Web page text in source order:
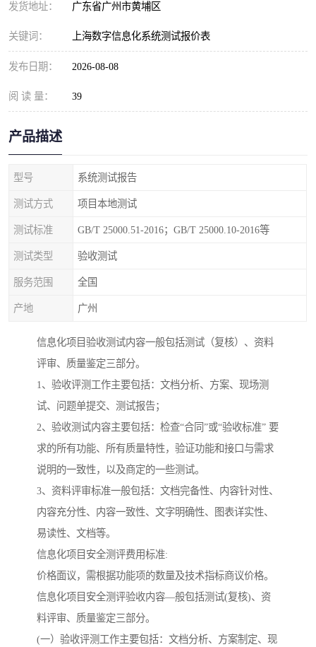
发货地址： 广东省广州市黄埔区
关键词： 上海数字信息化系统测试报价表
发布日期： 2026-08-08
阅 读 量： 39
产品描述
型号 系统测试报告
测试方式 项目本地测试
测试标准 GB/T 25000.51-2016；GB/T 25000.10-2016等
测试类型 验收测试
服务范围 全国
产地 广州
信息化项目验收测试内容一般包括测试（复核）、资料
评审、质量鉴定三部分。
1、验收评测工作主要包括：文档分析、方案、现场测
试、问题单提交、测试报告；
2、验收测试内容主要包括：检查“合同”或“验收标准” 要
求的所有功能、所有质量特性，验证功能和接口与需求
说明的一致性，以及商定的一些测试。
3、资料评审标准一般包括：文档完备性、内容针对性、
内容充分性、内容一致性、文字明确性、图表详实性、
易读性、文档等。
信息化项目安全测评费用标准:
价格面议，需根据功能项的数量及技术指标商议价格。
信息化项目安全测评验收内容—般包括测试(复核)、资
料评审、质量鉴定三部分。
(一）验收评测工作主要包括：文档分析、方案制定、现